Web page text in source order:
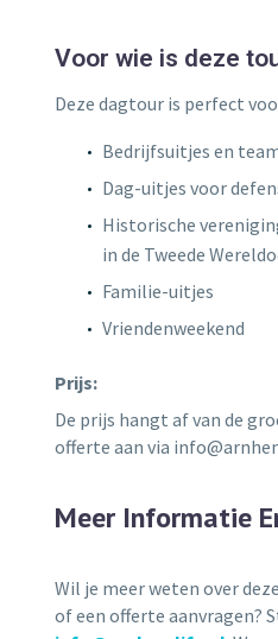
Voor wie is deze
Deze dagtour is perfect
Bedrijfsuitjes en
Dag-uitjes voor
Historische
in de Tweede
Familie-uitjes
Vriendenweekend
Prijs:
De prijs hangt af van de
offerte aan via
Meer Informatie
Wil je meer weten over
of een offerte aanvragen?